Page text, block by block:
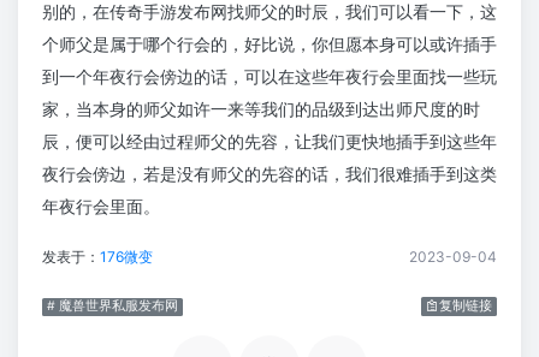
别的，在传奇手游发布网找师父的时辰，我们可以看一下，这
个师父是属于哪个行会的，好比说，你但愿本身可以或许插手
到一个年夜行会傍边的话，可以在这些年夜行会里面找一些玩
家，当本身的师父如许一来等我们的品级到达出师尺度的时
辰，便可以经由过程师父的先容，让我们更快地插手到这些年
夜行会傍边，若是没有师父的先容的话，我们很难插手到这类
年夜行会里面。
发表于： 176微变 2023-09-04
# 魔兽世界私服发布网 复制链接